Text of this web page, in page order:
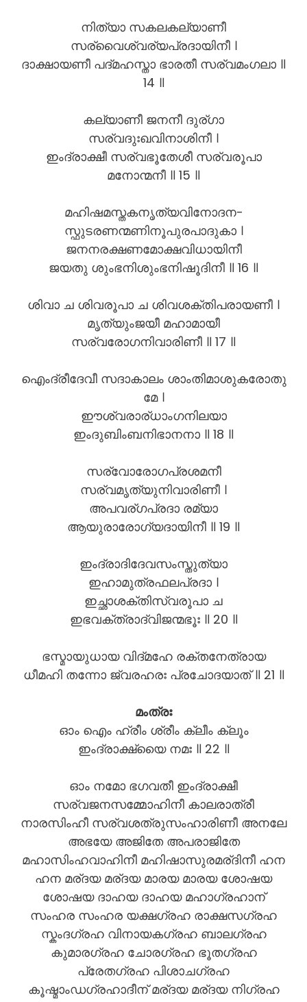
നിത്യാ സകലകല്യാണീ
സര്വൈശ്വര്യപ്രദായിനീ ।
ദാക്ഷായണീ പദ്മഹസ്താ ഭാരതീ സര്വമംഗലാ ॥
14 ॥
കല്യാണീ ജനനീ ദുര്ഗാ
സര്വദുഃഖവിനാശിനീ ।
ഇംദ്രാക്ഷീ സര്വഭൂതേശീ സര്വരൂപാ
മനോന്മനീ ॥ 15 ॥
മഹിഷമസ്തകനൃത്യവിനോദന-
സ്ഫുടരണന്മണിനൂപുരപാദുകാ ।
ജനനരക്ഷണമോക്ഷവിധായിനീ
ജയതു ശുംഭനിശുംഭനിഷൂദിനീ ॥ 16 ॥
ശിവാ ച ശിവരൂപാ ച ശിവശക്തിപരായണീ ।
മൃത്യുംജയീ മഹാമായീ
സര്വരോഗനിവാരിണീ ॥ 17 ॥
ഐംദ്രീദേവീ സദാകാലം ശാംതിമാശുകരോതു
മേ ।
ഈശ്വരാര്ധാംഗനിലയാ
ഇംദുബിംബനിഭാനനാ ॥ 18 ॥
സര്വോരോഗപ്രശമനീ
സര്വമൃത്യുനിവാരിണീ ।
അപവര്ഗപ്രദാ രമ്യാ
ആയുരാരോഗ്യദായിനീ ॥ 19 ॥
ഇംദ്രാദിദേവസംസ്തുത്യാ
ഇഹാമുത്രഫലപ്രദാ ।
ഇച്ഛാശക്തിസ്വരൂപാ ച
ഇഭവക്ത്രാദ്വിജന്മഭൂഃ ॥ 20 ॥
ഭസ്മായുധായ വിദ്മഹേ രക്തനേത്രായ
ധീമഹി തന്നോ ജ്വരഹരഃ പ്രചോദയാത് ॥ 21 ॥
മംത്രഃ
ഓം ഐം ഹ്രീം ശ്രീം ക്ലീം ക്ലൂം
ഇംദ്രാക്ഷ്യൈ നമഃ ॥ 22 ॥
ഓം നമോ ഭഗവതീ ഇംദ്രാക്ഷീ
സര്വജനസമ്മോഹിനീ കാലരാത്രീ
നാരസിംഹീ സര്വശത്രുസംഹാരിണീ അനലേ
അഭയേ അജിതേ അപരാജിതേ
മഹാസിംഹവാഹിനീ മഹിഷാസുരമര്ദിനീ ഹന
ഹന മര്ദയ മര്ദയ മാരയ മാരയ ശോഷയ
ശോഷയ ദാഹയ ദാഹയ മഹാഗ്രഹാന്
സംഹര സംഹര യക്ഷഗ്രഹ രാക്ഷസഗ്രഹ
സ്കംദഗ്രഹ വിനായകഗ്രഹ ബാലഗ്രഹ
കുമാരഗ്രഹ ചോരഗ്രഹ ഭൂതഗ്രഹ
പ്രേതഗ്രഹ പിശാചഗ്രഹ
കൂഷ്മാംഡഗ്രഹാദീന് മര്ദയ മര്ദയ നിഗ്രഹ